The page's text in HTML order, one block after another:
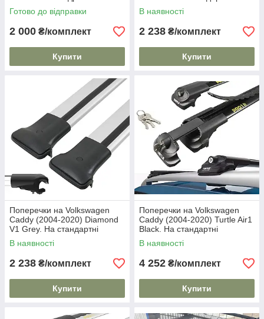
Сталеві. На стандартні
рейлінги.
Готово до відправки
2 000 ₴/комплект
Купити
рейлінги. Без замка. Чорні
В наявності
2 238 ₴/комплект
Купити
Поперечки на Volkswagen
Caddy (2004-2020) Diamond
V1 Grey. На стандартні
рейлінги. Без замка. Сірі
В наявності
2 238 ₴/комплект
Купити
Поперечки на Volkswagen
Caddy (2004-2020) Turtle Air1
Black. На стандартні
рейлінги. Замок на ключах.
Чорні
В наявності
4 252 ₴/комплект
Купити